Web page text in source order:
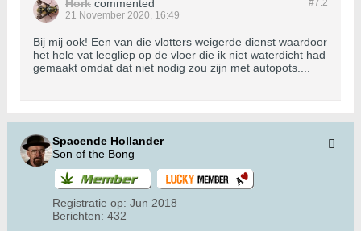
#7.2
Hork commented
21 November 2020, 16:49
Bij mij ook! Een van die vlotters weigerde dienst waardoor
het hele vat leegliep op de vloer die ik niet waterdicht had
gemaakt omdat dat niet nodig zou zijn met autopots....
Spacende Hollander
Son of the Bong
Registratie op: Jun 2018
Berichten: 432